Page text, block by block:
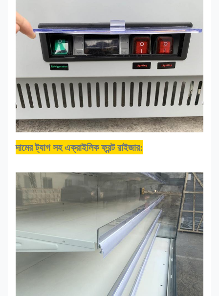
দামের ট্যাগ সহ এক্রাইলিক ফ্রন্ট রাইজার: